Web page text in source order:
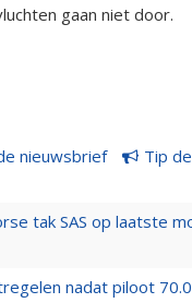
gaan niet door.
nieuwsbrief Tip
tak SAS op laatste
nadat piloot